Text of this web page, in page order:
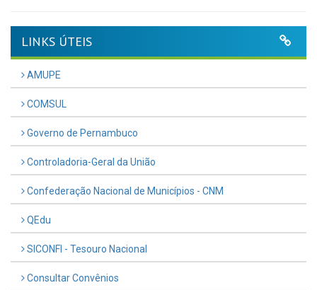
LINKS ÚTEIS
AMUPE
COMSUL
Governo de Pernambuco
Controladoria-Geral da União
Confederação Nacional de Municípios - CNM
QEdu
SICONFI - Tesouro Nacional
Consultar Convênios